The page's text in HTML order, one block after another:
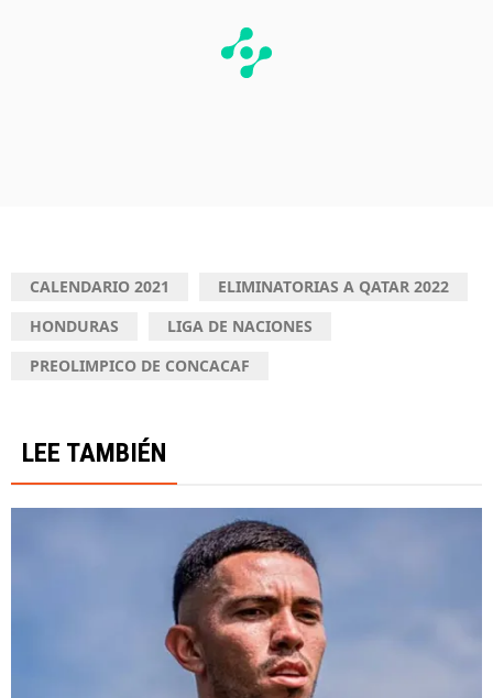
CALENDARIO 2021
ELIMINATORIAS A QATAR 2022
HONDURAS
LIGA DE NACIONES
PREOLIMPICO DE CONCACAF
LEE TAMBIÉN